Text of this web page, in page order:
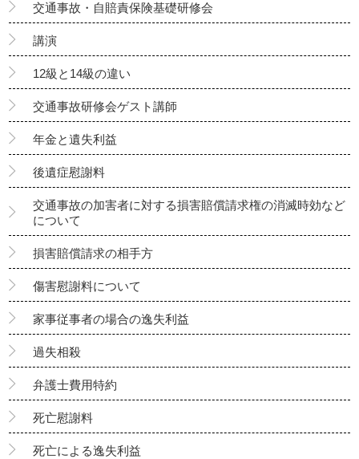
交通事故・自賠責保険基礎研修会
講演
12級と14級の違い
交通事故研修会ゲスト講師
年金と遺失利益
後遺症慰謝料
交通事故の加害者に対する損害賠償請求権の消滅時効など
について
損害賠償請求の相手方
傷害慰謝料について
家事従事者の場合の逸失利益
過失相殺
弁護士費用特約
死亡慰謝料
死亡による逸失利益